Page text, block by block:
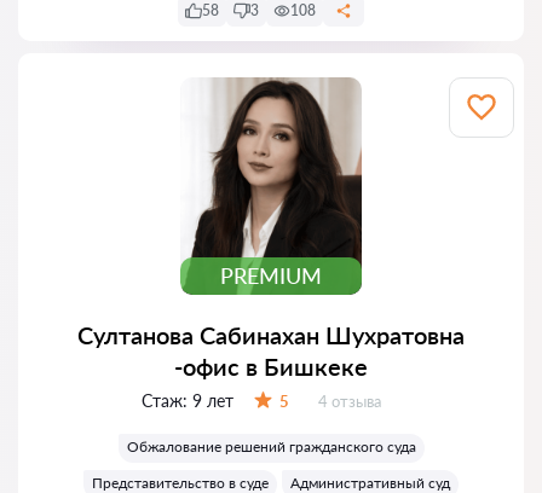
58 3 108
PREMIUM
Султанова Сабинахан Шухратовна
-офис в Бишкеке
Стаж: 9 лет 5 Отзывов:
4 отзыва
Обжалование решений гражданского суда
Представительство в суде
Административный суд